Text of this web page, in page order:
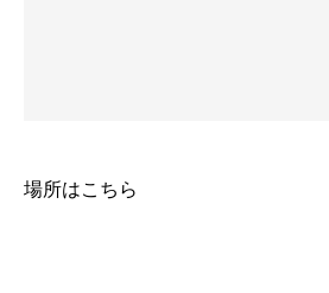
場所はこちら